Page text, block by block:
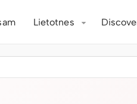
Lietotnes